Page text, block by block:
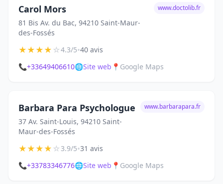
Carol Mors
81 Bis Av. du Bac, 94210 Saint-Maur-
des-Fossés
www.doctolib.fr
★★★★☆4.3/5•40 avis
📞+33649406610🌐Site web 📍 Google Maps
Barbara Para Psychologue
37 Av. Saint-Louis, 94210 Saint-
Maur-des-Fossés
www.barbarapara.fr
★★★★☆3.9/5•31 avis
📞+33783346776🌐Site web 📍 Google Maps